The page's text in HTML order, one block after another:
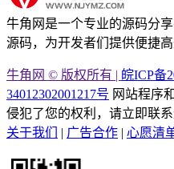
牛角网是一个专业的源码分
源码，为开发者们提供便捷
牛角网 © 版权所有 | 皖ICP备
34012302001217号 网站程序
侵犯了您的权利，请立即联
关于我们
| 广告合作 | 心愿清